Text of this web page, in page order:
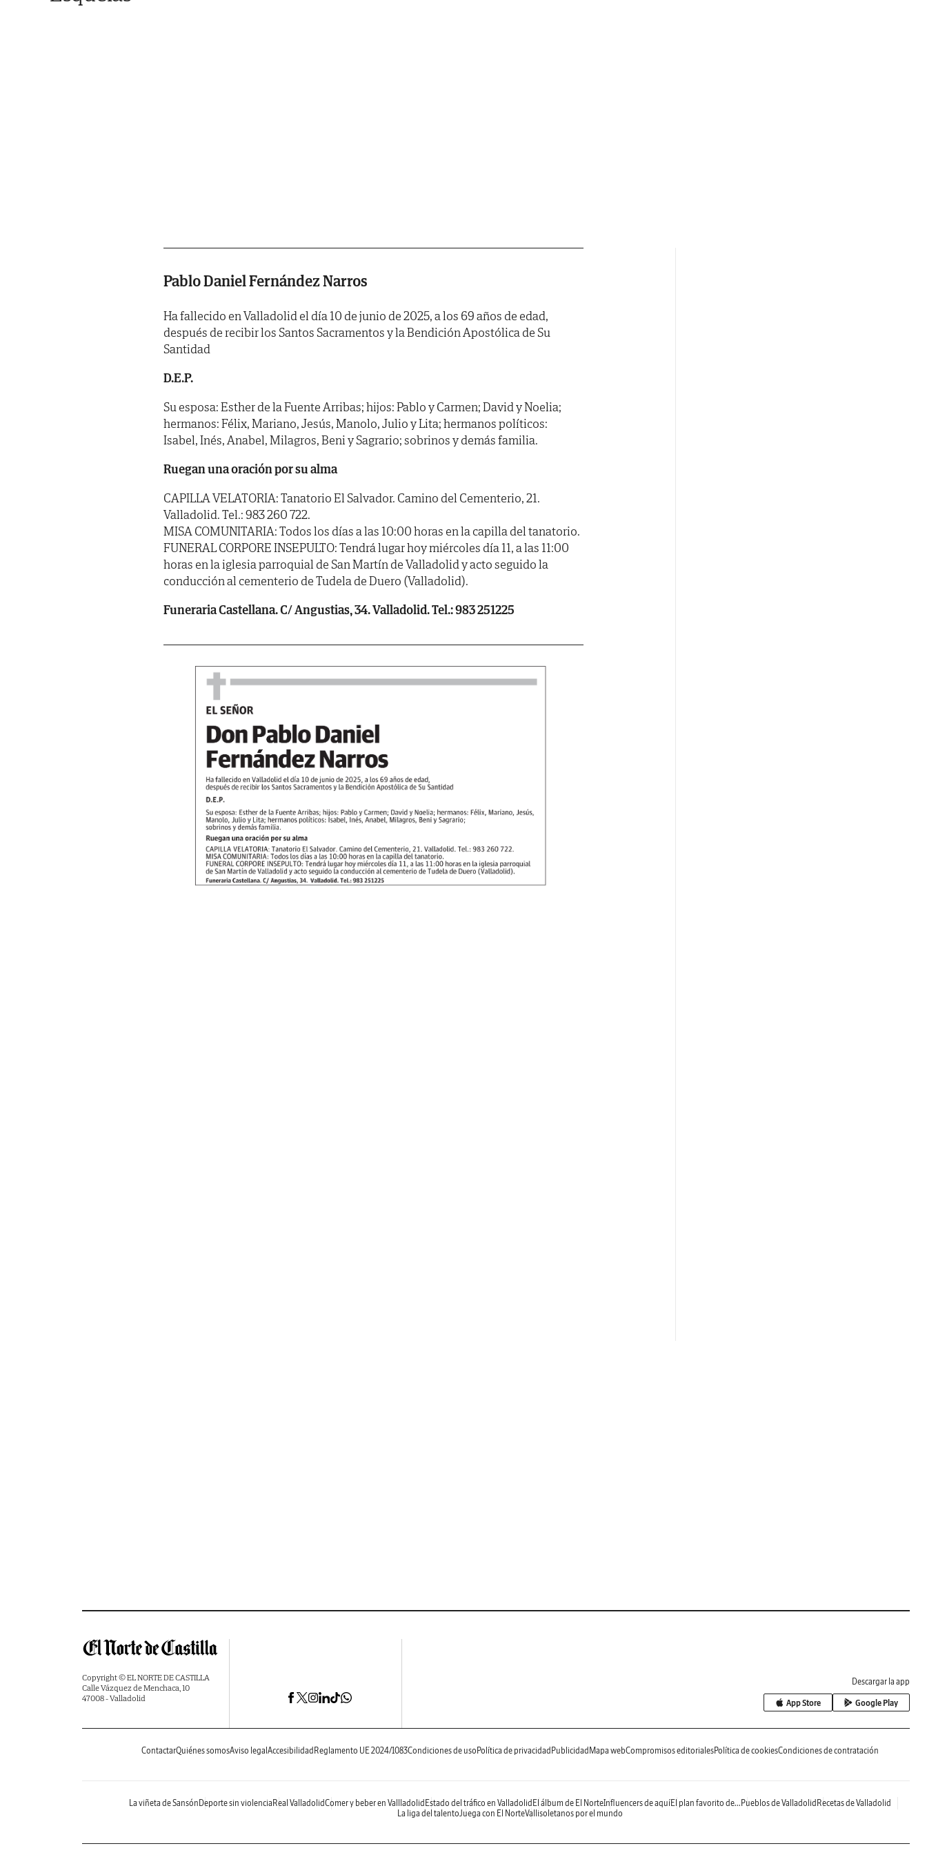
Pablo Daniel Fernández Narros
Ha fallecido en Valladolid el día 10 de junio de 2025, a los 69 años de edad,
después de recibir los Santos Sacramentos y la Bendición Apostólica de Su
Santidad
D.E.P.
Su esposa: Esther de la Fuente Arribas; hijos: Pablo y Carmen; David y Noelia;
hermanos: Félix, Mariano, Jesús, Manolo, Julio y Lita; hermanos políticos:
Isabel, Inés, Anabel, Milagros, Beni y Sagrario; sobrinos y demás familia.
Ruegan una oración por su alma
CAPILLA VELATORIA: Tanatorio El Salvador. Camino del Cementerio, 21.
Valladolid. Tel.: 983 260 722.
MISA COMUNITARIA: Todos los días a las 10:00 horas en la capilla del tanatorio.
FUNERAL CORPORE INSEPULTO: Tendrá lugar hoy miércoles día 11, a las 11:00
horas en la iglesia parroquial de San Martín de Valladolid y acto seguido la
conducción al cementerio de Tudela de Duero (Valladolid).
Funeraria Castellana. C/ Angustias, 34. Valladolid. Tel.: 983 251225
Copyright © EL NORTE DE CASTILLA
Calle Vázquez de Menchaca, 10
47008 - Valladolid
Descargar la app
App Store Google Play
ContactarQuiénes somosAviso legal Accesibilidad Reglamento UE 2024/1083Condiciones de uso Política de privacidad Publicidad Mapa webCompromisos editorialesPolítica de cookiesCondiciones de contratación
La viñeta de Sansón Deporte sin violencia Real ValladolidComer y beber en Vallladolid Estado del tráfico en Valladolid El álbum de El NorteInfluencers de aquíEl plan favorito de... Pueblos de Valladolid Recetas de Valladolid
La liga del talentoJuega con El NorteVallisoletanos por el mundo